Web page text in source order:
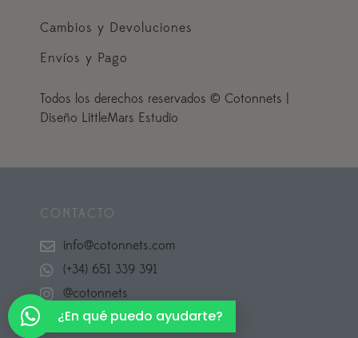
Cambios y Devoluciones
Envíos y Pago
Todos los derechos reservados © Cotonnets |
Diseño LittleMars Estudio
CONTACTO
info@cotonnets.com
(+34) 651 339 391
@cotonnets
¿En qué puedo ayudarte?